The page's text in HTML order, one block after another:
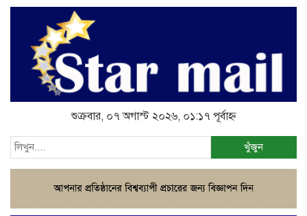
শুক্রবার, ০৭ অগাস্ট ২০২৬, ০১:১৭ পূর্বাহ্ন
খুঁজুন